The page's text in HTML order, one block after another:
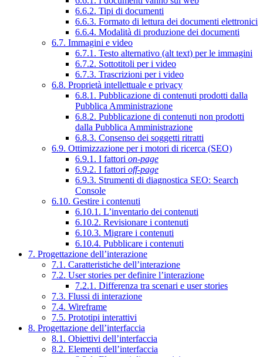
6.6.2. Tipi di documenti
6.6.3. Formato di lettura dei documenti elettronici
6.6.4. Modalità di produzione dei documenti
6.7. Immagini e video
6.7.1. Testo alternativo (alt text) per le immagini
6.7.2. Sottotitoli per i video
6.7.3. Trascrizioni per i video
6.8. Proprietà intellettuale e privacy
6.8.1. Pubblicazione di contenuti prodotti dalla
Pubblica Amministrazione
6.8.2. Pubblicazione di contenuti non prodotti
dalla Pubblica Amministrazione
6.8.3. Consenso dei soggetti ritratti
6.9. Ottimizzazione per i motori di ricerca (SEO)
6.9.1. I fattori on-page
6.9.2. I fattori off-page
6.9.3. Strumenti di diagnostica SEO: Search
Console
6.10. Gestire i contenuti
6.10.1. L’inventario dei contenuti
6.10.2. Revisionare i contenuti
6.10.3. Migrare i contenuti
6.10.4. Pubblicare i contenuti
7. Progettazione dell’interazione
7.1. Caratteristiche dell’interazione
7.2. User stories per definire l’interazione
7.2.1. Differenza tra scenari e user stories
7.3. Flussi di interazione
7.4. Wireframe
7.5. Prototipi interattivi
8. Progettazione dell’interfaccia
8.1. Obiettivi dell’interfaccia
8.2. Elementi dell’interfaccia